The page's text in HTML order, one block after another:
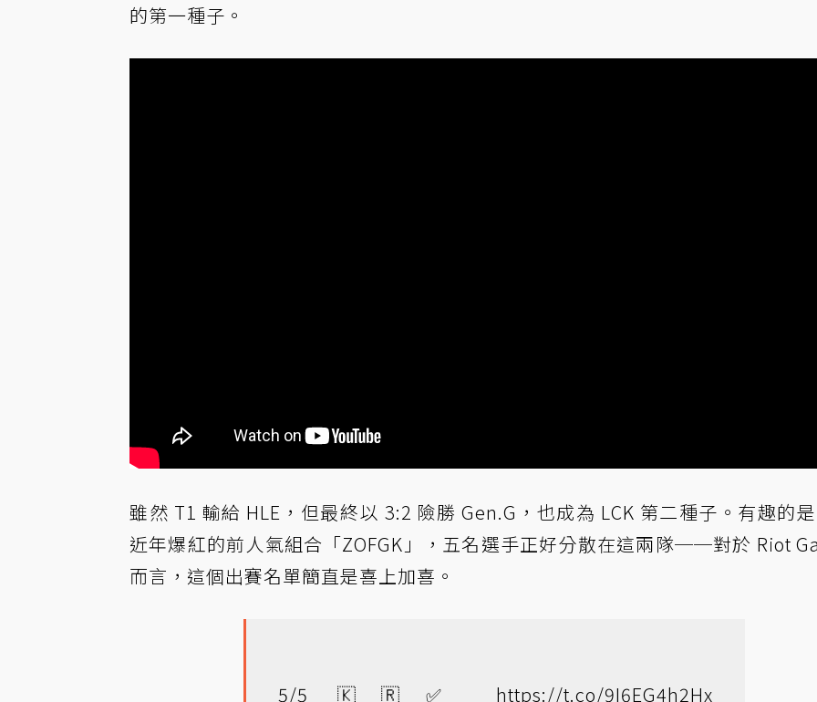
的第一種子。
雖然 T1 輸給 HLE，但最終以 3:2 險勝 Gen.G，也成為 LCK 第二種子。有趣的
近年爆紅的前人氣組合「ZOFGK」，五名選手正好分散在這兩隊──對於 Riot
而言，這個出賽名單簡直是喜上加喜。
5/5 🇰🇷✅ https://t.co/9I6EG4h2Hx